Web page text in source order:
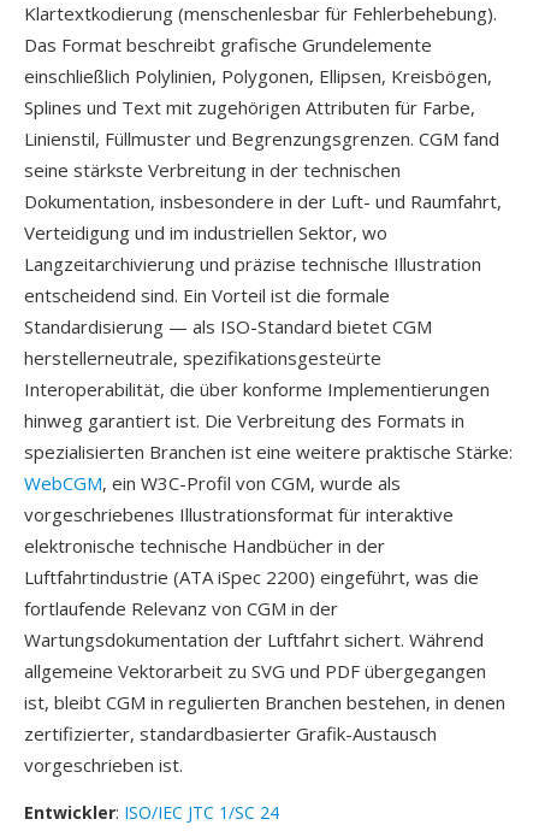
Klartextkodierung (menschenlesbar für Fehlerbehebung).
Das Format beschreibt grafische Grundelemente
einschließlich Polylinien, Polygonen, Ellipsen, Kreisbögen,
Splines und Text mit zugehörigen Attributen für Farbe,
Linienstil, Füllmuster und Begrenzungsgrenzen. CGM fand
seine stärkste Verbreitung in der technischen
Dokumentation, insbesondere in der Luft- und Raumfahrt,
Verteidigung und im industriellen Sektor, wo
Langzeitarchivierung und präzise technische Illustration
entscheidend sind. Ein Vorteil ist die formale
Standardisierung — als ISO-Standard bietet CGM
herstellerneutrale, spezifikationsgesteürte
Interoperabilität, die über konforme Implementierungen
hinweg garantiert ist. Die Verbreitung des Formats in
spezialisierten Branchen ist eine weitere praktische Stärke:
WebCGM, ein W3C-Profil von CGM, wurde als
vorgeschriebenes Illustrationsformat für interaktive
elektronische technische Handbücher in der
Luftfahrtindustrie (ATA iSpec 2200) eingeführt, was die
fortlaufende Relevanz von CGM in der
Wartungsdokumentation der Luftfahrt sichert. Während
allgemeine Vektorarbeit zu SVG und PDF übergegangen
ist, bleibt CGM in regulierten Branchen bestehen, in denen
zertifizierter, standardbasierter Grafik-Austausch
vorgeschrieben ist.
Entwickler: ISO/IEC JTC 1/SC 24